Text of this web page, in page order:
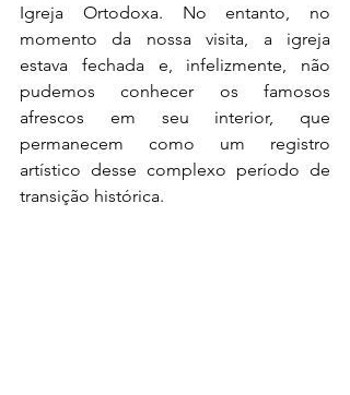
Igreja Ortodoxa. No entanto, no
momento da nossa visita, a igreja
estava fechada e, infelizmente, não
pudemos conhecer os famosos
afrescos em seu interior, que
permanecem como um registro
artístico desse complexo período de
transição histórica.